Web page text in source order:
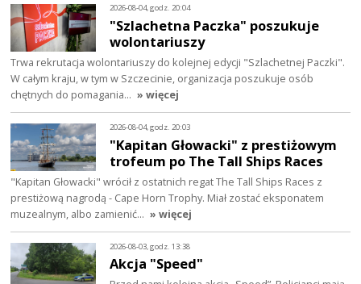
2026-08-04, godz. 20:04
"Szlachetna Paczka" poszukuje
wolontariuszy
Trwa rekrutacja wolontariuszy do kolejnej edycji "Szlachetnej Paczki".
W całym kraju, w tym w Szczecinie, organizacja poszukuje osób
chętnych do pomagania… » więcej
2026-08-04, godz. 20:03
"Kapitan Głowacki" z prestiżowym
trofeum po The Tall Ships Races
"Kapitan Głowacki" wrócił z ostatnich regat The Tall Ships Races z
prestiżową nagrodą - Cape Horn Trophy. Miał zostać eksponatem
muzealnym, albo zamienić… » więcej
2026-08-03, godz. 13:38
Akcja "Speed"